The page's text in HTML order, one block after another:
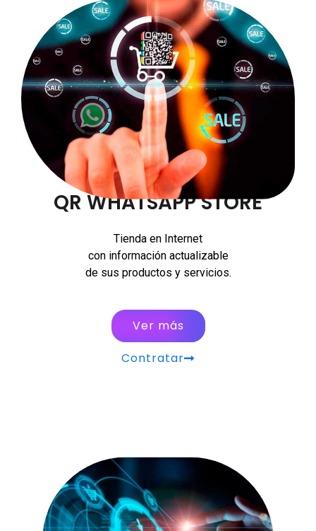
QR WHATSAPP STORE
Tienda en Internet
con información actualizable
de sus productos y servicios.
Ver más
Contratar